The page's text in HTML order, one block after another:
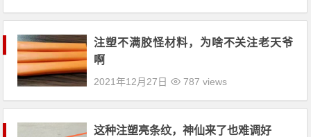
注塑不满胶怪材料，为啥不关注老天爷
啊
2021年12月27日 787 views
这种注塑亮条纹，神仙来了也难调好